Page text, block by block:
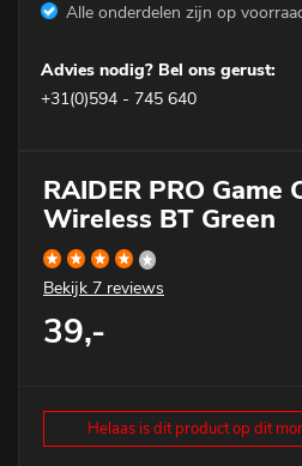
Alle onderdelen zijn op
Advies nodig? Bel ons gerust:
+31(0)594 - 745 640
RAIDER PRO Game
Wireless BT Green
Bekijk 7 reviews
39,-
Helaas is dit product op dit